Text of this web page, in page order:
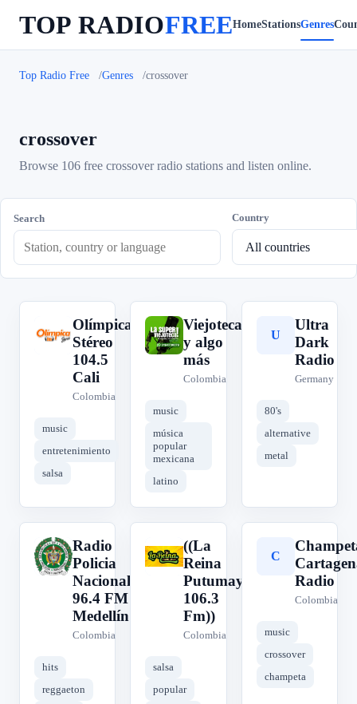
TOP RADIOFREEHomeStationsGenres
Top Radio Free Genres crossover
crossover
Browse 106 free crossover radio stations and listen online.
Search Country
O
Olímpica
Stéreo
104.5
Cali
Colombia
music
entretenimiento
salsa
V
Viejoteca
y algo
más
Colombia
music
música
popular
mexicana
latino
U
Ultra
Dark
Radio
Germany
80's
alternative
metal
R
Radio
Policia
Nacional
96.4 FM
Medellín
Colombia
hits
reggaeton
(
((La
Reina
Putumayo
106.3
Fm))
Colombia
salsa
popular
C
Radio
Colombia
music
crossover
champeta